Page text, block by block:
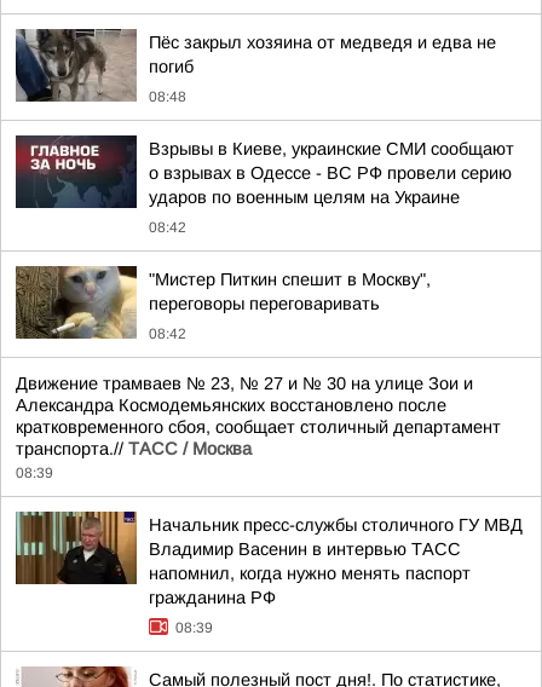
Пёс закрыл хозяина от медведя и едва не
погиб
08:48
Взрывы в Киеве, украинские СМИ сообщают
о взрывах в Одессе - ВС РФ провели серию
ударов по военным целям на Украине
08:42
"Мистер Питкин спешит в Москву",
переговоры переговаривать
08:42
Движение трамваев № 23, № 27 и № 30 на улице Зои и
Александра Космодемьянских восстановлено после
кратковременного сбоя, сообщает столичный департамент
транспорта.// ТАСС / Москва
08:39
Начальник пресс-службы столичного ГУ МВД
Владимир Васенин в интервью ТАСС
напомнил, когда нужно менять паспорт
гражданина РФ
08:39
Самый полезный пост дня!. По статистике,